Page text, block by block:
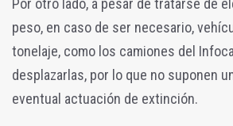
peso, en caso de ser necesario,
tonelaje, como los camiones del
desplazarlas, por lo que no suponen
eventual actuación de extinción.